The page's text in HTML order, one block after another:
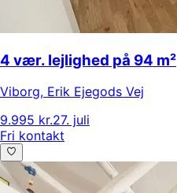
4 vær. lejlighed på 94 m²
Viborg, Erik Ejegods Vej
9.995 kr.27. juli
Fri kontakt